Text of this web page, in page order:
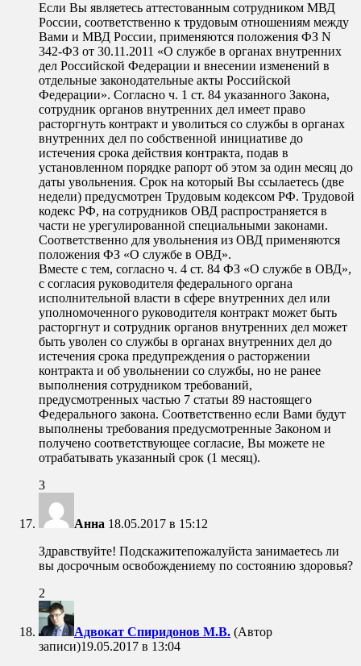
Если Вы являетесь аттестованным сотрудником МВД
России, соответственно к трудовым отношениям между
Вами и МВД России, применяются положения ФЗ N
342-ФЗ от 30.11.2011 «О службе в органах внутренних
дел Российской Федерации и внесении изменений в
отдельные законодательные акты Российской
Федерации». Согласно ч. 1 ст. 84 указанного Закона,
сотрудник органов внутренних дел имеет право
расторгнуть контракт и уволиться со службы в органах
внутренних дел по собственной инициативе до
истечения срока действия контракта, подав в
установленном порядке рапорт об этом за один месяц до
даты увольнения. Срок на который Вы ссылаетесь (две
недели) предусмотрен Трудовым кодексом РФ. Трудовой
кодекс РФ, на сотрудников ОВД распространяется в
части не урегулированной специальными законами.
Соответственно для увольнения из ОВД применяются
положения ФЗ «О службе в ОВД».
Вместе с тем, согласно ч. 4 ст. 84 ФЗ «О службе в ОВД»,
с согласия руководителя федерального органа
исполнительной власти в сфере внутренних дел или
уполномоченного руководителя контракт может быть
расторгнут и сотрудник органов внутренних дел может
быть уволен со службы в органах внутренних дел до
истечения срока предупреждения о расторжении
контракта и об увольнении со службы, но не ранее
выполнения сотрудником требований,
предусмотренных частью 7 статьи 89 настоящего
Федерального закона. Соответственно если Вами будут
выполнены требования предусмотренные Законом и
получено соответствующее согласие, Вы можете не
отрабатывать указанный срок (1 месяц).
3
Анна 18.05.2017 в 15:12
Здравствуйте! Подскажитепожалуйста занимаетесь ли
вы досрочным освобождениему по состоянию здоровья?
2
Адвокат Спиридонов М.В. (Автор
записи)19.05.2017 в 13:04